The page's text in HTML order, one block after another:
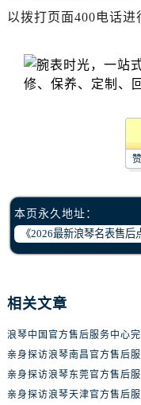
以拨打页面400电话进
本页永久地址：
相关文章